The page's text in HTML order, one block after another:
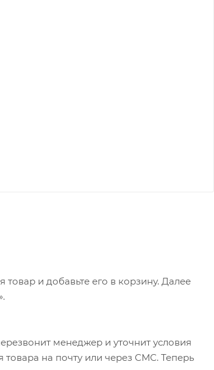
и добавьте его в корзину. Далее
менеджер и уточнит условия
на почту или через СМС. Теперь